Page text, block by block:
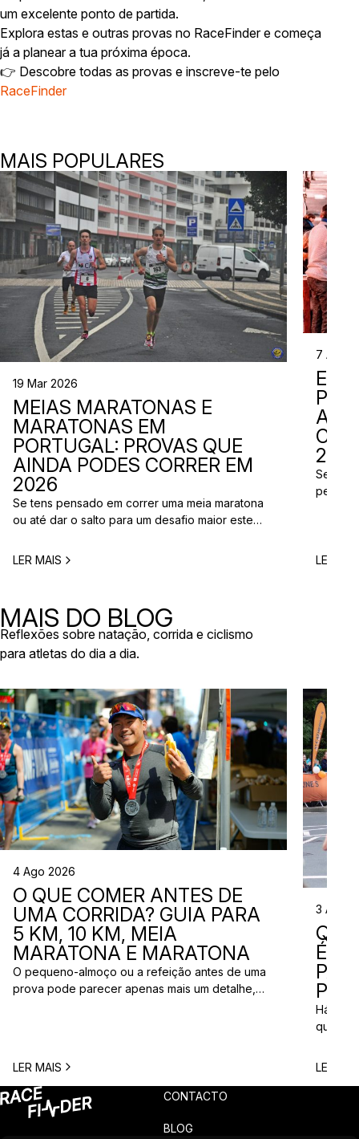
um excelente ponto de partida.
Explora estas e outras provas no RaceFinder e começa
já a planear a tua próxima época.
👉 Descobre todas as provas e inscreve-te pelo
RaceFinder
MAIS POPULARES
19 Mar 2026
MEIAS MARATONAS E
MARATONAS EM
PORTUGAL: PROVAS QUE
AINDA PODES CORRER EM
2026
Se tens pensado em correr uma meia maratona
ou até dar o salto para um desafio maior este
planear. Entre a primavera e o verão, o
LER MAIS
7 Abr
Se
perto
LER
MAIS DO BLOG
Reflexões sobre natação, corrida e ciclismo
para atletas do dia a dia.
4 Ago 2026
O QUE COMER ANTES DE
UMA CORRIDA? GUIA PARA
5 KM, 10 KM, MEIA
MARATONA E MARATONA
O pequeno-almoço ou a refeição antes de uma
prova pode parecer apenas mais um detalhe,
corredores: o que comer antes de uma corrida?
A […]
LER MAIS
3 Ago
ÉS?
Há
quem
para
LER
CONTACTO
BLOG